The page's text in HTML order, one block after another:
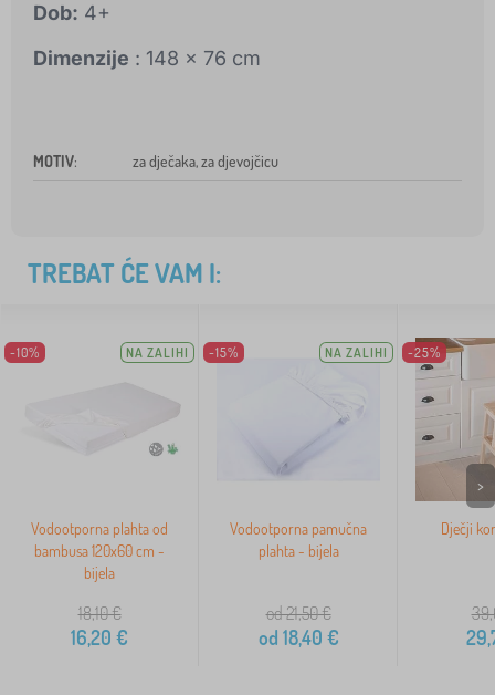
Dob: 4+
Dimenzije : 148 x 76 cm
MOTIV: za dječaka, za djevojčicu
TREBAT ĆE VAM I:
-10% NA ZALIHI
Vodootporna plahta od
bambusa 120x60 cm -
bijela
18,10€
16,20 €
-15% NA ZALIHI
Vodootporna pamučna
plahta - bijela
od 21,50€
od 18,40 €
-25%
Dječji
>